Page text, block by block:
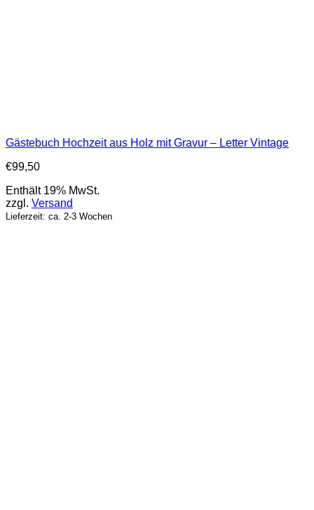
Gästebuch Hochzeit aus Holz mit Gravur – Letter Vintage
€99,50
Enthält 19% MwSt.
zzgl. Versand
Lieferzeit: ca. 2-3 Wochen